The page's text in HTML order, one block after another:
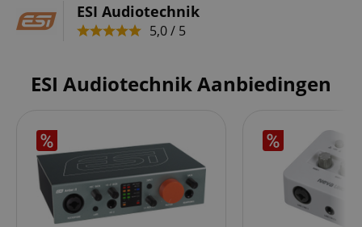
ESI Audiotechnik
5,0 / 5
ESI Audiotechnik Aanbiedingen